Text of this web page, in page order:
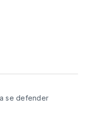
se defender